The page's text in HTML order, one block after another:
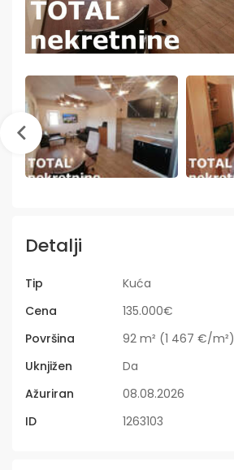
Detalji
Tip
Kuća
Cena
135.000€
Površina
92 m² (1 467 €/m²)
Uknjižen
Da
Ažuriran
08.08.2026
ID
1263103